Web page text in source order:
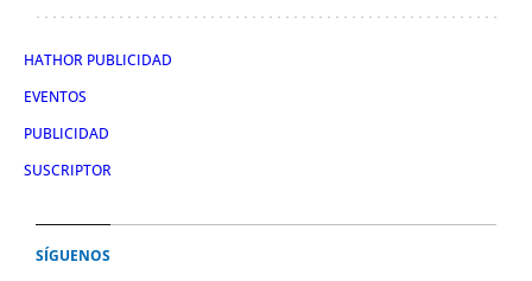
HATHOR PUBLICIDAD
EVENTOS
PUBLICIDAD
SUSCRIPTOR
SÍGUENOS